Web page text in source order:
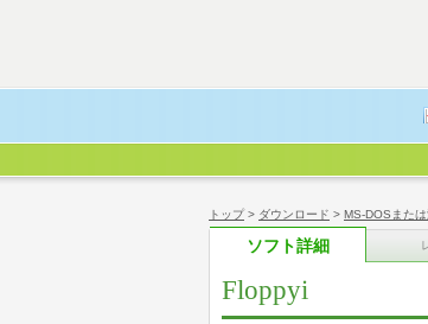
トップ> ダウンロード > MS-DOSまたは
ソフト詳細
Floppyi